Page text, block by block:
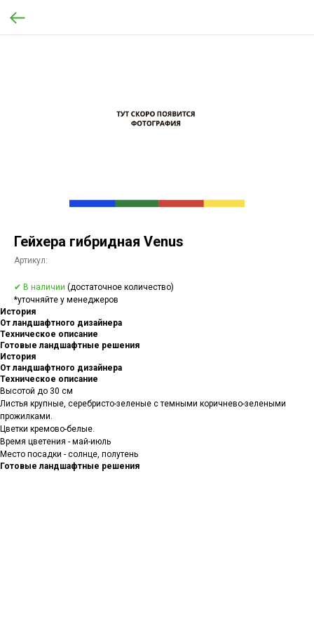
Гейхера гибридная Venus
Артикул:
✔ В наличии (достаточное количество)
*уточняйте у менеджеров
История
От ландшафтного дизайнера
Техническое описание
Готовые ландшафтные решения
История
От ландшафтного дизайнера
Техническое описание
Высотой до 30 см
Листья крупные, серебристо-зеленые с темными коричнево-зелеными
прожилками.
Цветки кремово-белые.
Время цветения - май-июль
Место посадки - солнце, полутень
Готовые ландшафтные решения